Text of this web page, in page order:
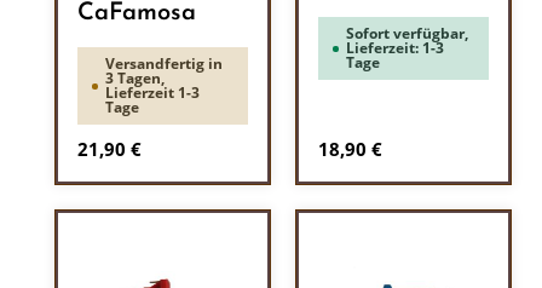
CaFamosa
Versandfertig in
3 Tagen,
Lieferzeit 1-3
Tage
Regulärer Preis:
21,90 €
Sofort verfügbar,
Lieferzeit: 1-3
Tage
Regulärer Preis:
18,90 €